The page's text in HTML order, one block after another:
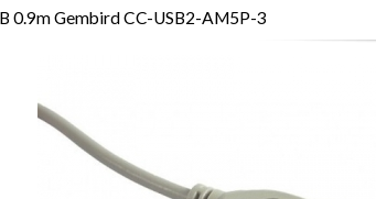
0.9m Gembird CC-USB2-AM5P-3